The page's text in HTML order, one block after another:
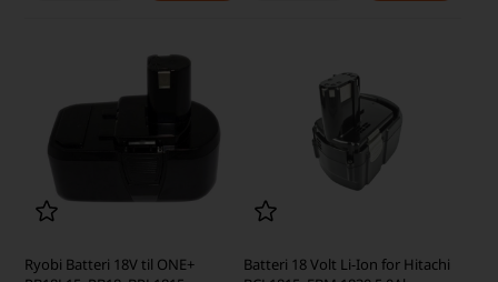
Ryobi Batteri 18V til ONE+
Batteri 18 Volt Li-Ion for Hitachi